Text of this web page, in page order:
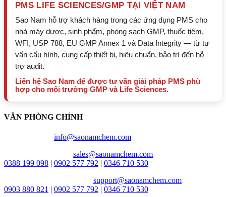
PMS LIFE SCIENCES/GMP TẠI VIỆT NAM
Sao Nam hỗ trợ khách hàng trong các ứng dụng PMS cho
nhà máy dược, sinh phẩm, phòng sạch GMP, thuốc tiêm,
WFI, USP 788, EU GMP Annex 1 và Data Integrity — từ tư
vấn cấu hình, cung cấp thiết bị, hiệu chuẩn, bảo trì đến hỗ
trợ audit.
Liên hệ Sao Nam để được tư vấn giải pháp PMS phù
hợp cho môi trường GMP và Life Sciences.
VĂN PHÒNG CHÍNH
info@saonamchem.com
sales@saonamchem.com
0388 199 098 | 0902 577 792 | 0346 710 530
support@saonamchem.com
0903 880 821 | 0902 577 792 | 0346 710 530